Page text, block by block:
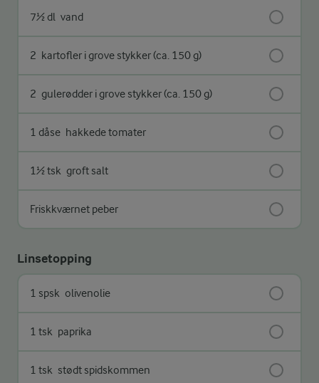
7½ dl vand
2 kartofler i grove stykker (ca. 150 g)
2 gulerødder i grove stykker (ca. 150 g)
1 dåse hakkede tomater
1½ tsk groft salt
Friskkværnet peber
Linsetopping
1 spsk olivenolie
1 tsk paprika
1 tsk stødt spidskommen